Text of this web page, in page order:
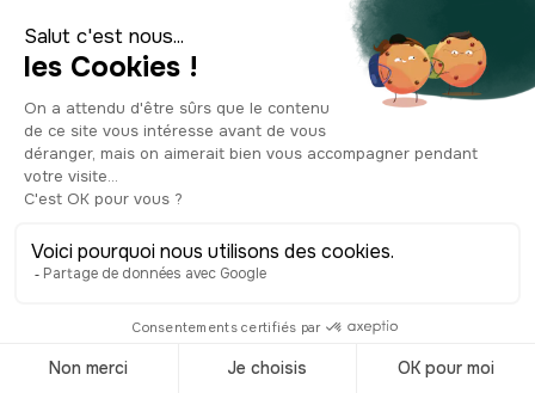
30 activités
amusantes à faire
à Naples, Italie en
2026